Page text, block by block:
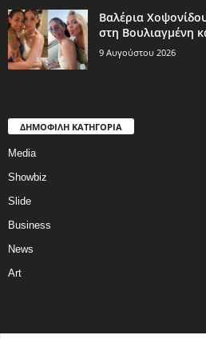
Βαλέρια
στη Βουλιαγμένη
9 Αυγούστου 2026
ΔΗΜΟΦΙΛΗ ΚΑΤΗΓΟΡΙΑ
Media
Showbiz
Slide
Business
News
Art